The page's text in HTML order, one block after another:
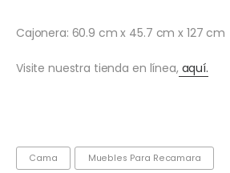
Cajonera: 60.9 cm x 45.7 cm x 127 cm
Visite nuestra tienda en línea, aquí.
Cama Muebles Para Recamara